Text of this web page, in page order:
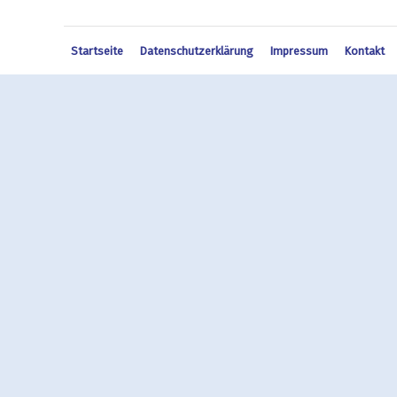
Startseite Datenschutzerklärung Impressum Kontakt